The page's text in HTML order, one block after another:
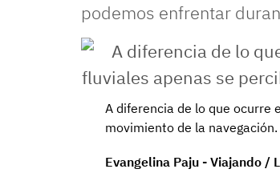
podemos enfrentar
A diferencia de lo que ocurre
movimiento de la navegación.
Evangelina Paju - Viajando /